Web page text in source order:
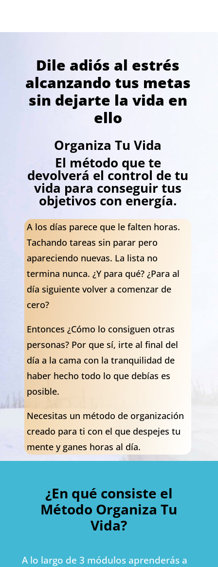
Dile adiós al estrés
alcanzando tus metas
sin dejarte la vida en
ello
Organiza Tu Vida
El método que te
devolverá el control de tu
vida para conseguir tus
objetivos con energía.
A los días parece que le falten horas.
Tachando tareas sin parar pero
apareciendo nuevas. La lista no
termina nunca. ¿Y para qué? ¿Para al
día siguiente volver a comenzar de
cero?
Entonces ¿Cómo lo consiguen otras
personas? Por que sí, irte al final del
día a la cama con la tranquilidad de
haber hecho todo lo que debías es
posible.
Necesitas un método de organización
creado para ti con el que despejes tu
mente y ganes horas al día.
¿En qué consiste el
Método Organiza Tu
Vida?
A lo largo de 3 módulos aprenderás a